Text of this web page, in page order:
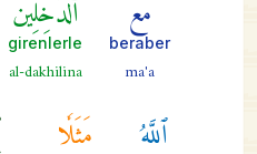
beraber
ma'a
girenlerle
al-dakhilina
ٱللَّهُ مَثَلٗا